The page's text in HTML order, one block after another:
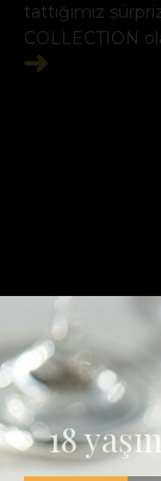
tattığımız
COLLECTION
18